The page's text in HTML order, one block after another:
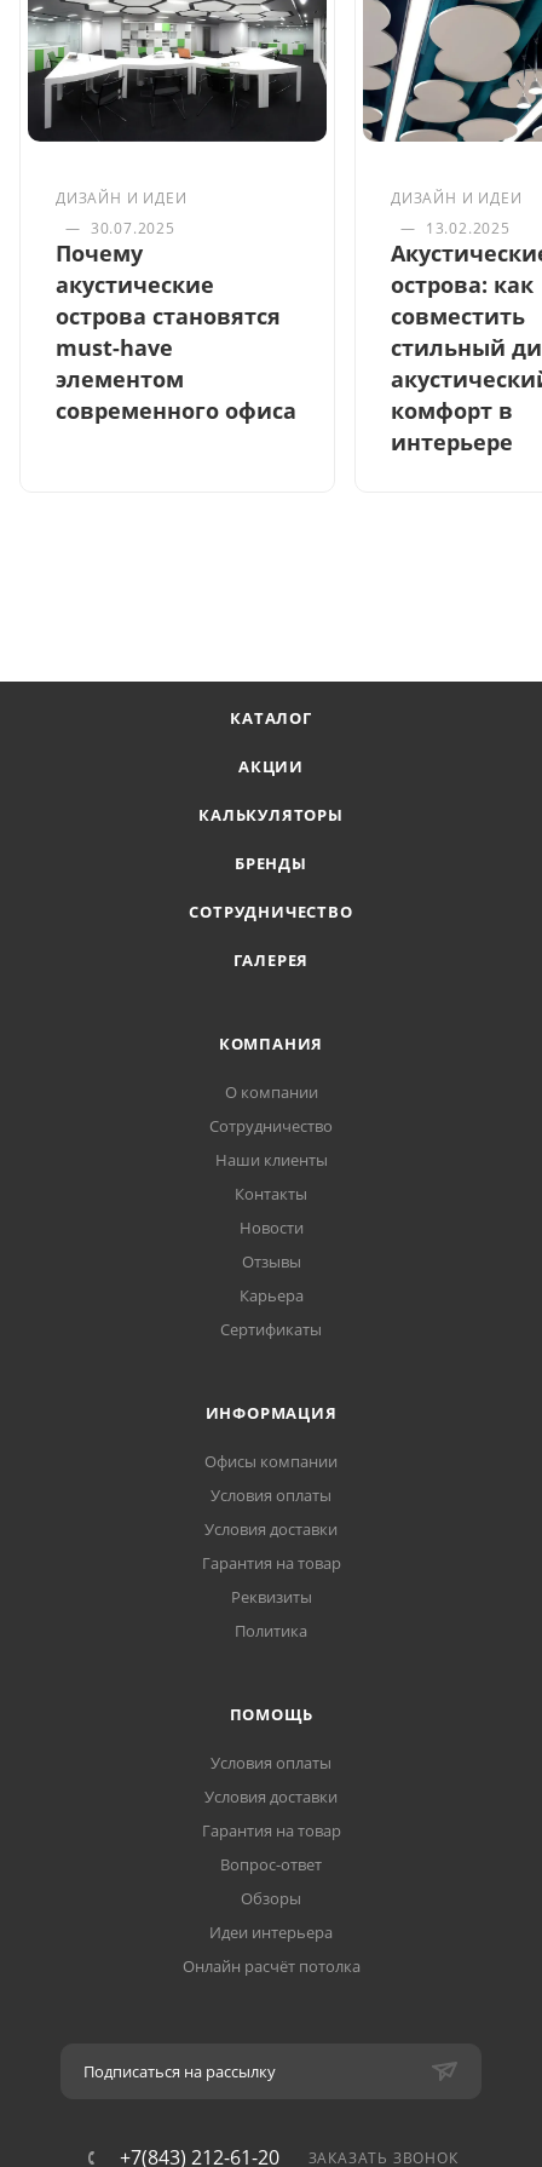
ДИЗАЙН И ИДЕИ
— 30.07.2025
Почему
акустические
острова становятся
must-have
элементом
современного офиса
ДИЗАЙН И ИДЕИ
— 13.02.2025
острова: как
совместить
стильный
комфорт в
интерьере
КАТАЛОГ
АКЦИИ
КАЛЬКУЛЯТОРЫ
БРЕНДЫ
СОТРУДНИЧЕСТВО
ГАЛЕРЕЯ
КОМПАНИЯ
О компании
Сотрудничество
Наши клиенты
Контакты
Новости
Отзывы
Карьера
Сертификаты
ИНФОРМАЦИЯ
Офисы компании
Условия оплаты
Условия доставки
Гарантия на товар
Реквизиты
Политика
ПОМОЩЬ
Условия оплаты
Условия доставки
Гарантия на товар
Вопрос-ответ
Обзоры
Идеи интерьера
Онлайн расчёт потолка
Подписаться на рассылку
+7(843) 212-61-20 ЗАКАЗАТЬ ЗВОНОК